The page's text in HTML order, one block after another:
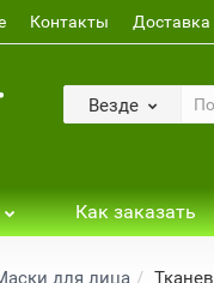
Контакты Доставка
Везде
Как заказать
для лица